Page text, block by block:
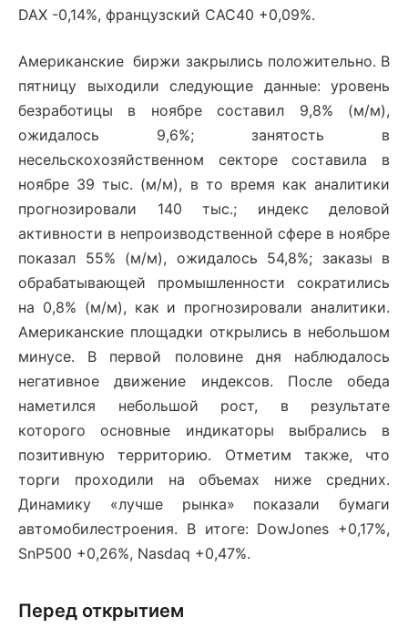
DAX -0,14%, французский CAC40 +0,09%.
Американские биржи закрылись положительно. В
пятницу выходили следующие данные: уровень
безработицы в ноябре составил 9,8% (м/м),
ожидалось 9,6%; занятость в
несельскохозяйственном секторе составила в
ноябре 39 тыс. (м/м), в то время как аналитики
прогнозировали 140 тыс.; индекс деловой
активности в непроизводственной сфере в ноябре
показал 55% (м/м), ожидалось 54,8%; заказы в
обрабатывающей промышленности сократились
на 0,8% (м/м), как и прогнозировали аналитики.
Американские площадки открылись в небольшом
минусе. В первой половине дня наблюдалось
негативное движение индексов. После обеда
наметился небольшой рост, в результате
которого основные индикаторы выбрались в
позитивную территорию. Отметим также, что
торги проходили на объемах ниже средних.
Динамику «лучше рынка» показали бумаги
автомобилестроения. В итоге: DowJones +0,17%,
SnP500 +0,26%, Nasdaq +0,47%.
Перед открытием